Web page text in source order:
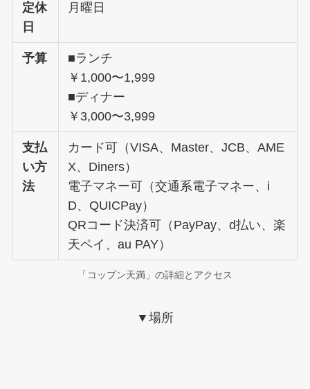
定休
日
月曜日
予算
■ランチ
￥1,000〜1,999
■ディナー
￥3,000〜3,999
支払
い方
法
カード可（VISA、Master、JCB、AME
X、Diners）
電子マネー可（交通系電子マネー、i
D、QUICPay）
QRコード決済可（PayPay、d払い、楽
天ペイ、au PAY）
「コップン天満」の詳細とアクセス
▼ 場所